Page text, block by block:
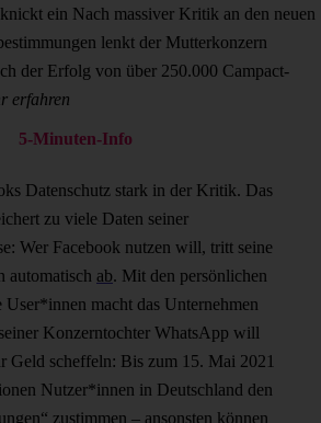
ein Nach massiver Kritik an den neuen
lenkt der Mutterkonzern
der Erfolg von über 250.000 Campact-
erfahren
5-Minuten-Info
Datenschutz stark in der Kritik. Das
zu viele Daten seiner
Wer Facebook nutzen will, tritt seine
automatisch ab. Mit den persönlichen
macht das Unternehmen
Konzerntochter WhatsApp will
Geld scheffeln: Bis zum 15. Mai 2021
Nutzer*innen in Deutschland den
zustimmen – ansonsten können